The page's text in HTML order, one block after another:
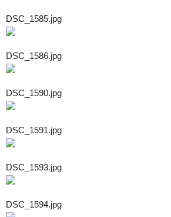
DSC_1585.jpg
DSC_1586.jpg
DSC_1590.jpg
DSC_1591.jpg
DSC_1593.jpg
DSC_1594.jpg